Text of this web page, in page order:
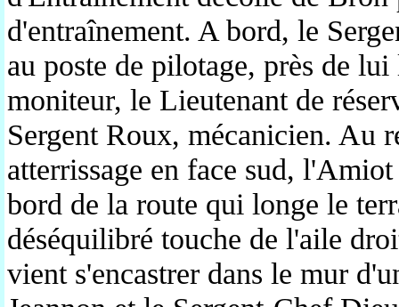
d'entraînement. A bord, le
au poste de pilotage, près de
moniteur, le Lieutenant de
Sergent Roux, mécanicien. Au
atterrissage en face sud,
bord de la route qui longe le
déséquilibré touche de l'aile
vient s'encastrer dans le mur